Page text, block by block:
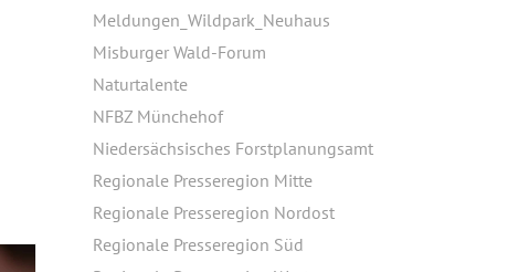
Meldungen_Wildpark_Neuhaus
Misburger Wald-Forum
Naturtalente
NFBZ Münchehof
Niedersächsisches Forstplanungsamt
Regionale Presseregion Mitte
Regionale Presseregion Nordost
Regionale Presseregion Süd